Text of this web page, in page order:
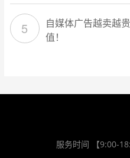
自媒体广告越卖越
值！
服务时间 【9:00-